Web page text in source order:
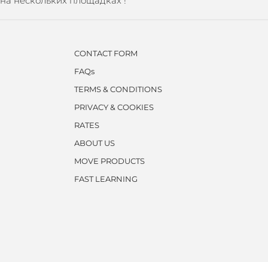
CONTACT FORM
FAQs
TERMS & CONDITIONS
PRIVACY & COOKIES
RATES
ABOUT US
MOVE PRODUCTS
FAST LEARNING